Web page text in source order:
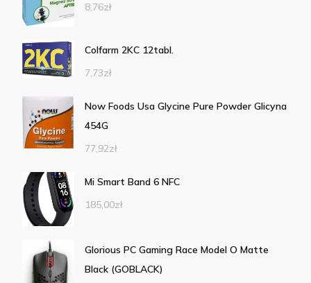
8,76zł
Colfarm 2KC 12tabl.
7,73zł
Now Foods Usa Glycine Pure Powder Glicyna
454G
77,92zł
Mi Smart Band 6 NFC
185,00zł
Glorious PC Gaming Race Model O Matte
Black (GOBLACK)